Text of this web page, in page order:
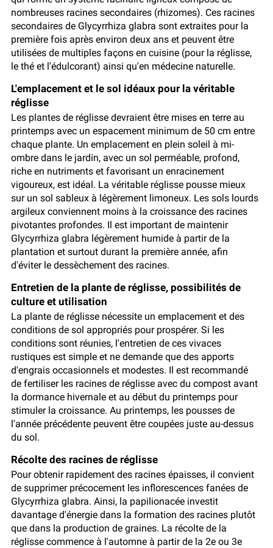
nombreuses racines secondaires (rhizomes). Ces racines
secondaires de Glycyrrhiza glabra sont extraites pour la
première fois après environ deux ans et peuvent être
utilisées de multiples façons en cuisine (pour la réglisse,
le thé et l'édulcorant) ainsi qu'en médecine naturelle.
L'emplacement et le sol idéaux pour la véritable
réglisse
Les plantes de réglisse devraient être mises en terre au
printemps avec un espacement minimum de 50 cm entre
chaque plante. Un emplacement en plein soleil à mi-
ombre dans le jardin, avec un sol perméable, profond,
riche en nutriments et favorisant un enracinement
vigoureux, est idéal. La véritable réglisse pousse mieux
sur un sol sableux à légèrement limoneux. Les sols lourds
argileux conviennent moins à la croissance des racines
pivotantes profondes. Il est important de maintenir
Glycyrrhiza glabra légèrement humide à partir de la
plantation et surtout durant la première année, afin
d'éviter le dessèchement des racines.
Entretien de la plante de réglisse, possibilités de
culture et utilisation
La plante de réglisse nécessite un emplacement et des
conditions de sol appropriés pour prospérer. Si les
conditions sont réunies, l'entretien de ces vivaces
rustiques est simple et ne demande que des apports
d'engrais occasionnels et modestes. Il est recommandé
de fertiliser les racines de réglisse avec du compost avant
la dormance hivernale et au début du printemps pour
stimuler la croissance. Au printemps, les pousses de
l'année précédente peuvent être coupées juste au-dessus
du sol.
Récolte des racines de réglisse
Pour obtenir rapidement des racines épaisses, il convient
de supprimer précocement les inflorescences fanées de
Glycyrrhiza glabra. Ainsi, la papilionacée investit
davantage d'énergie dans la formation des racines plutôt
que dans la production de graines. La récolte de la
réglisse commence à l'automne à partir de la 2e ou 3e